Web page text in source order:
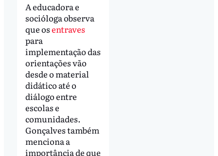
A educadora e
socióloga observa
que osentraves
para
implementação das
orientações vão
desde o material
didático até o
diálogo entre
escolas e
comunidades.
Gonçalves também
menciona a
importância de que